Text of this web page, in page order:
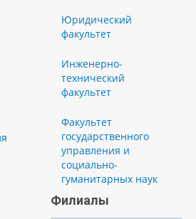
Юридический
факультет
Инженерно-
технический
факультет
Факультет
государственного
управления и
социально-
гуманитарных наук
Филиалы